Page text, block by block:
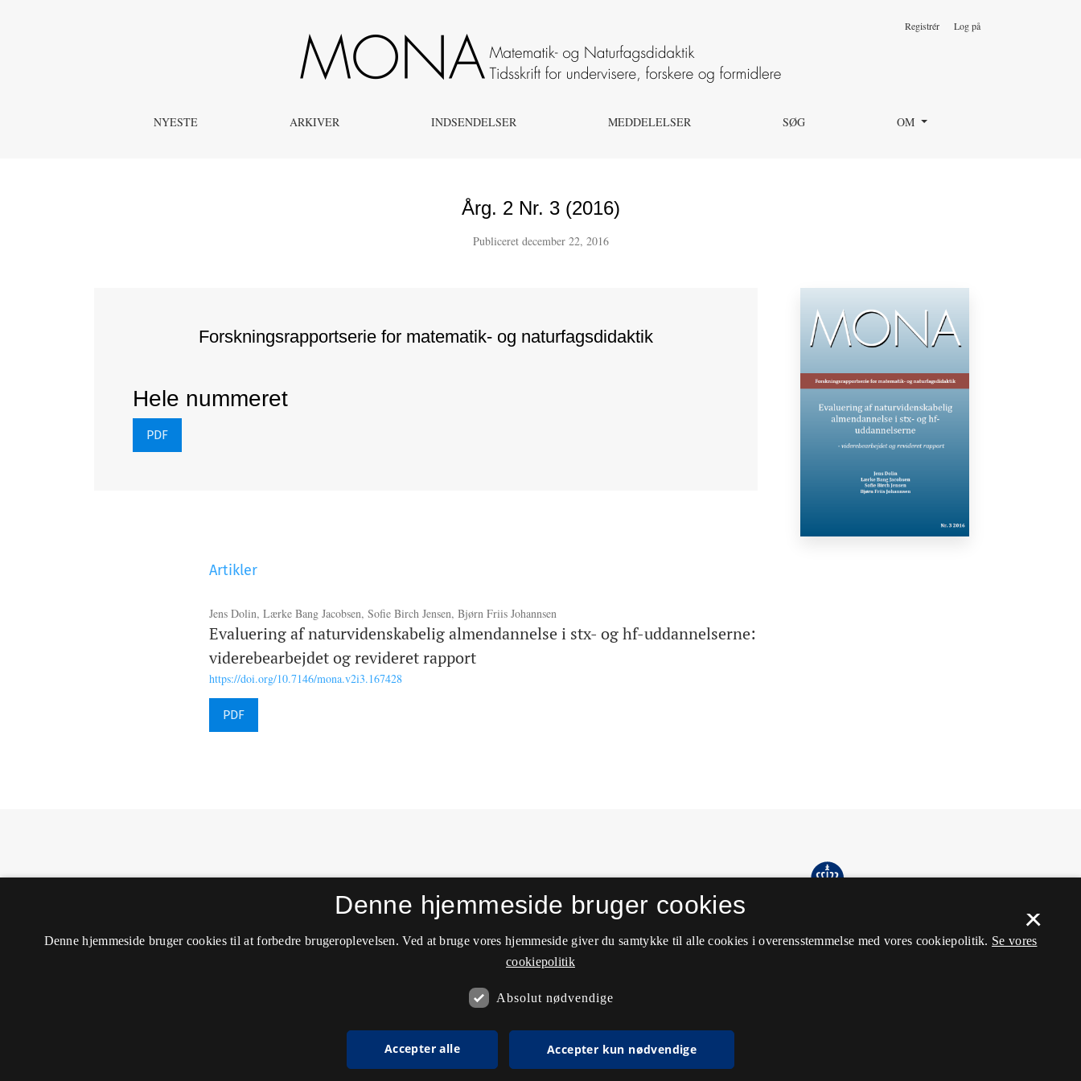
Årg. 2 Nr. 3 (2016): Forskningsrapportserie for matematik- og naturfagsdidaktik
NYESTE ARKIVER INDSENDELSER MEDDELELSER SØG OM
Registrér Log på
Årg. 2 Nr. 3 (2016)
Publiceret december 22, 2016
Forskningsrapportserie for matematik- og naturfagsdidaktik
Hele nummeret
PDF
Artikler
Jens Dolin, Lærke Bang Jacobsen, Sofie Birch Jensen, Bjørn Friis Johannsen
Evaluering af naturvidenskabelig almendannelse i stx- og hf-uddannelserne:
viderebearbejdet og revideret rapport
https://doi.org/10.7146/mona.v2i3.167428
PDF
Tilgængelighedserklæring
×
Denne hjemmeside bruger cookies
Denne hjemmeside bruger cookies til at forbedre brugeroplevelsen. Ved at bruge vores hjemmeside giver du samtykke til alle cookies i overensstemmelse med vores cookiepolitik. Se vores
cookiepolitik
Absolut nødvendige
Accepter alle Accepter kun nødvendige